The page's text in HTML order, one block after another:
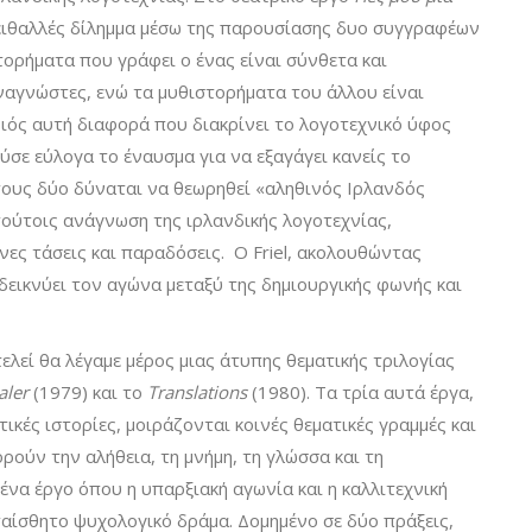
δίλημμα μέσω της παρουσίασης δυο συγγραφέων
που γράφει ο ένας είναι σύνθετα και
ενώ τα μυθιστορήματα του άλλου είναι
αυτή διαφορά που διακρίνει το λογοτεχνικό ύφος
εύλογα το έναυσμα για να εξαγάγει κανείς το
δύο δύναται να θεωρηθεί «αληθινός Ιρλανδός
ανάγνωση της ιρλανδικής λογοτεχνίας,
τάσεις και παραδόσεις. Ο Friel, ακολουθώντας
τον αγώνα μεταξύ της δημιουργικής φωνής και
θα λέγαμε μέρος μιας άτυπης θεματικής τριλογίας
(1979) και το Translations(1980). Τα τρία αυτά έργα,
ιστορίες, μοιράζονται κοινές θεματικές γραμμές και
την αλήθεια, τη μνήμη, τη γλώσσα και τη
έργο όπου η υπαρξιακή αγωνία και η καλλιτεχνική
ψυχολογικό δράμα. Δομημένο σε δύο πράξεις,